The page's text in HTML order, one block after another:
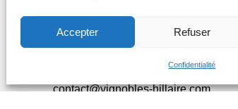
Accepter Refuser
Confidentialité
CONTACT
04.90.48.03.87
contact@vignobles-hillaire.com